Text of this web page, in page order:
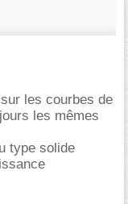
les courbes de
les mêmes
type solide